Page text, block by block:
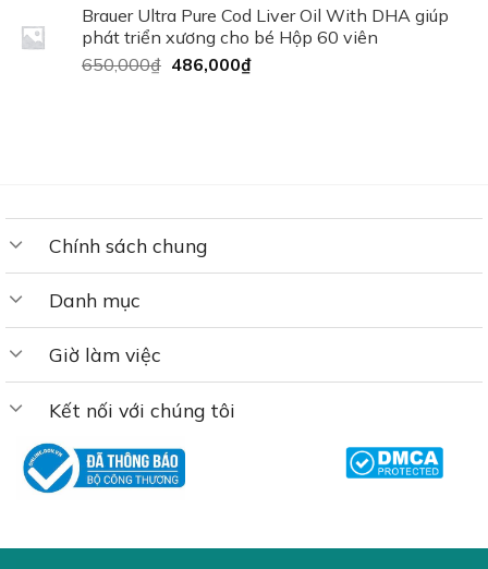
150,000₫.là:
120,000₫.
Brauer Ultra Pure Cod Liver Oil With DHA giúp
phát triển xương cho bé Hộp 60 viên
650,000₫ Giá
486,000₫Giá
Chính sách chung
Danh mục
Giờ làm việc
Kết nối với chúng tôi